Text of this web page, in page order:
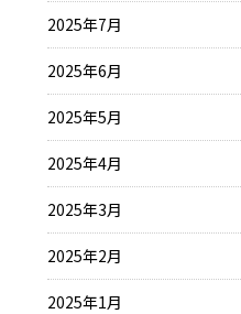
2025年7月
2025年6月
2025年5月
2025年4月
2025年3月
2025年2月
2025年1月